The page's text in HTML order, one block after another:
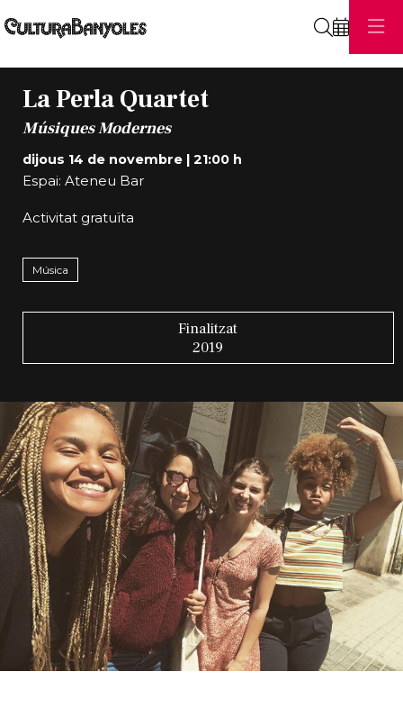
La Perla Quartet
Músiques Modernes
dijous 14 de novembre| 21:00 h
Espai: Ateneu Bar
Activitat gratuïta
Música
Finalitzat
2019